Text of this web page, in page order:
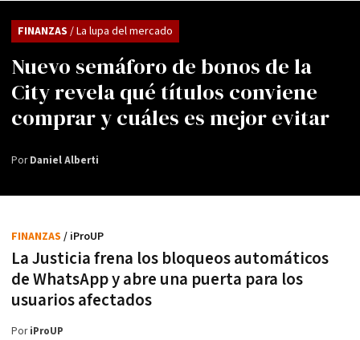
Nuevo semáforo de bonos de la
City revela qué títulos conviene
comprar y cuáles es mejor evitar
FINANZAS / La lupa del mercado
PorDaniel Alberti
La Justicia frena los bloqueos automáticos
de WhatsApp y abre una puerta para los
usuarios afectados
FINANZAS / iProUP
PoriProUP